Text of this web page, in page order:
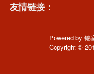
友情链接：
Powered by 锦
Copyright©